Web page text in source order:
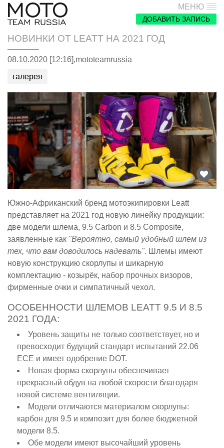
МЕНЮ
ДОБАВИТЬ ЗАПИСЬ
НОВИНКИ ОТ LEATT НА 2021 ГОД
08.10.2020 [12:16],mototeamrussia
галерея
Южно-Африканский бренд мотоэкипировки Leatt
представляет на 2021 год новую линейку продукции:
две модели шлема, 9.5 Carbon и 8.5 Composite,
заявленные как "Вероятно, самый удобный шлем из
тех, что вам доводилось надевать". Шлемы имеют
новую конструкцию скорлупы и шикарную
комплектацию - козырёк, набор прочных визоров,
фирменные очки и симпатичный чехол.
ОСОБЕННОСТИ ШЛЕМОВ LEATT 9.5 И 8.5
2021 ГОДА:
Уровень защиты не только соответствует, но и
превосходит будущий стандарт испытаний 22.06
ECE и имеет одобрение DOT.
Новая форма скорлупы обеспечивает
прекрасный обдув на любой скорости благодаря
новой системе вентиляции.
Модели отличаются материалом скорлупы:
карбон для 9.5 и композит для более бюджетной
модели 8.5.
Обе модели имеют высочайший уровень